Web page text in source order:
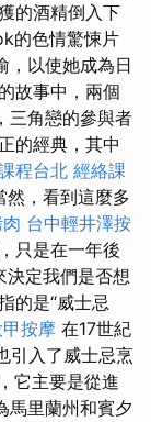
的酒精倒入下
的色情驚悚片
，以使她成為日
故事中，兩個
三角戀的參與者
的經典，其中
程台北 經絡課
然，看到這麼多
台中輕井澤按
只是在一年後
定我們是否想
的是“威士忌
甲按摩 在17世紀
引入了威士忌烹
它主要是從進
馬里蘭州和賓夕